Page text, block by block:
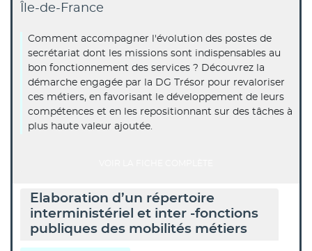
Île-de-France
Comment accompagner l'évolution des postes de
secrétariat dont les missions sont indispensables au
bon fonctionnement des services ? Découvrez la
démarche engagée par la DG Trésor pour revaloriser
ces métiers, en favorisant le développement de leurs
compétences et en les repositionnant sur des tâches à
plus haute valeur ajoutée.
Elaboration d’un répertoire
interministériel et inter -fonctions
publiques des mobilités métiers